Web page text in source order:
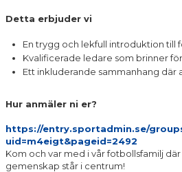
Detta erbjuder vi
En trygg och lekfull introduktion till
Kvalificerade ledare som brinner
Ett inkluderande sammanhang där
Hur anmäler ni er?
https://entry.sportadmin.se/
uid=m4eigt&pageid=2492
Kom och var med i vår fotbollsfamilj
gemenskap står i centrum!